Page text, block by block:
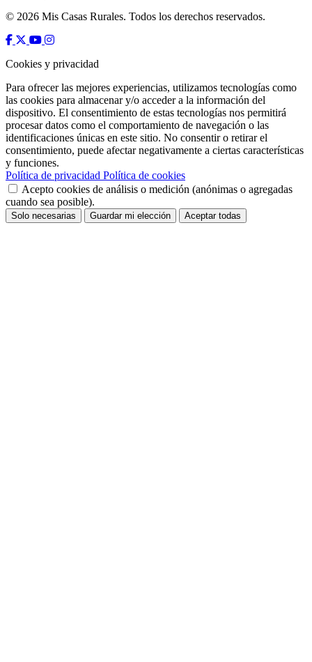
© 2026 Mis Casas Rurales. Todos los derechos reservados.
Cookies y privacidad
Para ofrecer las mejores experiencias, utilizamos tecnologías como
las cookies para almacenar y/o acceder a la información del
dispositivo. El consentimiento de estas tecnologías nos permitirá
procesar datos como el comportamiento de navegación o las
identificaciones únicas en este sitio. No consentir o retirar el
consentimiento, puede afectar negativamente a ciertas características
y funciones.
Política de privacidad Política de cookies
Acepto cookies de análisis o medición (anónimas o agregadas
cuando sea posible).
Solo necesarias Guardar mi elección Aceptar todas